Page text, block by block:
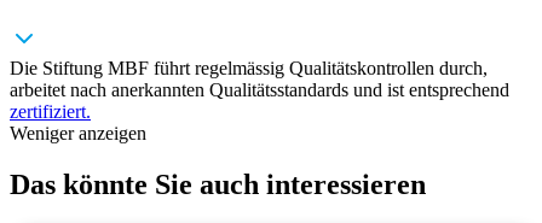
Die Stiftung MBF führt regelmässig Qualitätskontrollen durch,
arbeitet nach anerkannten Qualitätsstandards und ist entsprechend
zertifiziert.
Weniger anzeigen
Das könnte Sie auch interessieren